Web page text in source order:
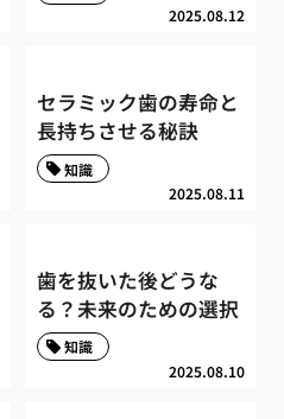
2025.08.12
セラミック歯の寿命と
長持ちさせる秘訣
2025.08.11
知識
歯を抜いた後どうな
る？未来のための選択
2025.08.10
知識